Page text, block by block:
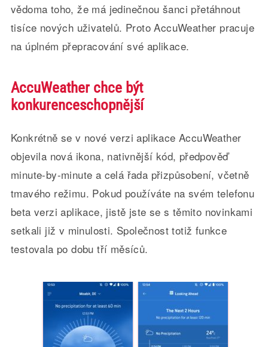
vědoma toho, že má jedinečnou šanci přetáhnout
tisíce nových uživatelů. Proto AccuWeather pracuje
na úplném přepracování své aplikace.
AccuWeather chce být
konkurenceschopnější
Konkrétně se v nové verzi aplikace AccuWeather
objevila nová ikona, nativnější kód, předpověď
minute-by-minute a celá řada přizpůsobení, včetně
tmavého režimu. Pokud používáte na svém telefonu
beta verzi aplikace, jistě jste se s těmito novinkami
setkali již v minulosti. Společnost totiž funkce
testovala po dobu tří měsíců.